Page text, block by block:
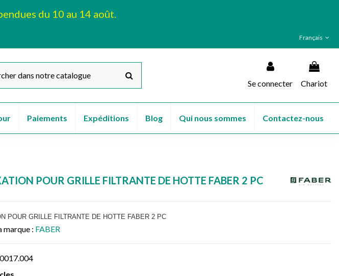
du 10 au 14 août.
Français
Se connecter Chariot
Contactez-nous
Qui nous sommes
Blog
Expéditions
Paiements
POUR GRILLE FILTRANTE DE HOTTE FABER 2 PC
POUR GRILLE FILTRANTE DE HOTTE FABER 2 PC
marque : FABER